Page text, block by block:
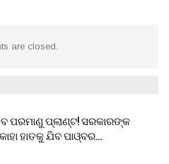
are closed.
ପରମାଣୁ ପ୍ଲାଣ୍ଟ! ସରକାରଙ୍କ
ହାତକୁ ଯିବ ପାଓ୍ବର…